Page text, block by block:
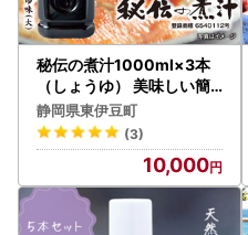
秘伝の煮汁1000ml×3本
（しょうゆ） 美味しい簡
単レシピ付 1257 ／ 静岡県
東伊豆町
静岡県東伊豆町
(3)
10,000